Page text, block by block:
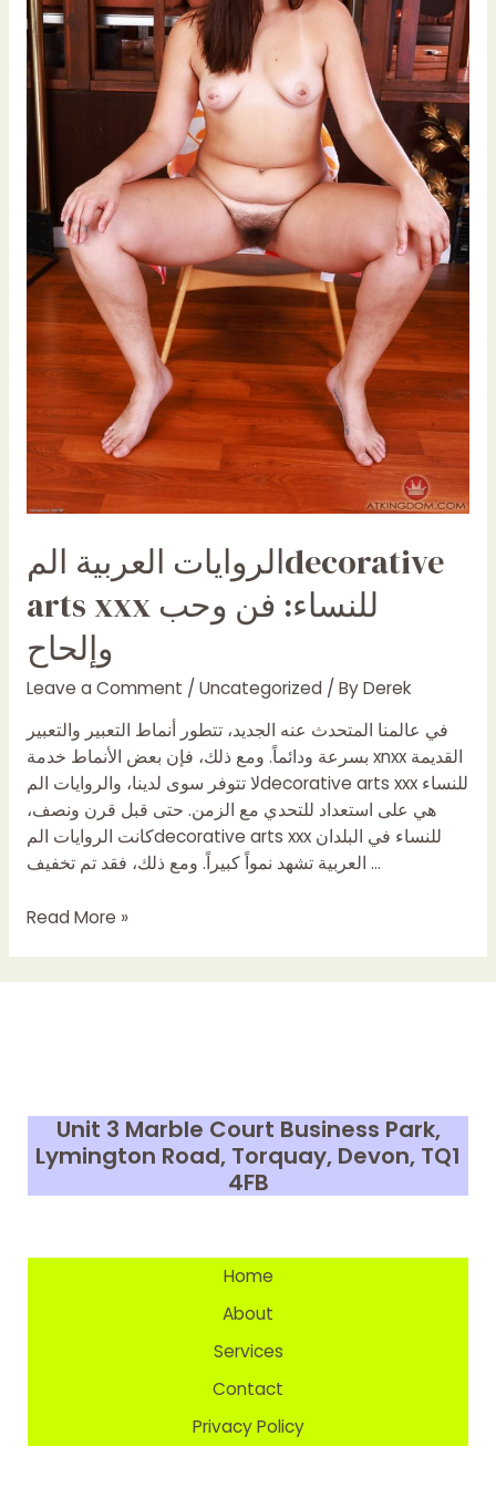
الروايات العربية المdecorative
arts xxx للنساء: فن وحب
وإلحاح
Leave a Comment / Uncategorized/ ByDerek
في عالمنا المتحدث عنه الجديد، تتطور أنماط التعبير والتعبير
بسرعة ودائماً. ومع ذلك، فإن بعض الأنماط خدمة xnxx القديمة
لا تتوفر سوى لدينا، والروايات المdecorative arts xxx للنساء
هي على استعداد للتحدي مع الزمن. حتى قبل قرن ونصف،
كانت الروايات المdecorative arts xxx للنساء في البلدان
العربية تشهد نمواً كبيراً. ومع ذلك، فقد تم تخفيف …
الروايات
وإلحاح
Read More »
Unit 3 Marble Court Business Park,
Lymington Road, Torquay, Devon, TQ1
4FB
Home
About
Services
Contact
Privacy Policy